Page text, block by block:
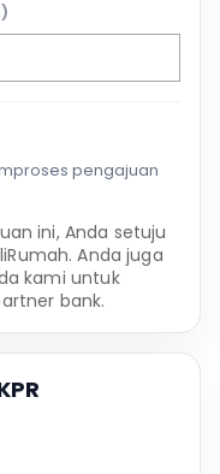
pengajuan
ini, Anda setuju
Anda juga
kami untuk
bank.